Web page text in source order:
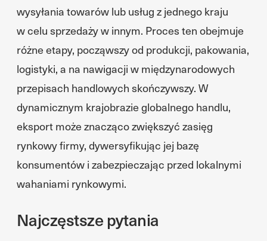
wysyłania towarów lub usług z jednego kraju
w celu sprzedaży w innym. Proces ten obejmuje
różne etapy, począwszy od produkcji, pakowania,
logistyki, a na nawigacji w międzynarodowych
przepisach handlowych skończywszy. W
dynamicznym krajobrazie globalnego handlu,
eksport może znacząco zwiększyć zasięg
rynkowy firmy, dywersyfikując jej bazę
konsumentów i zabezpieczając przed lokalnymi
wahaniami rynkowymi.
Najczęstsze pytania